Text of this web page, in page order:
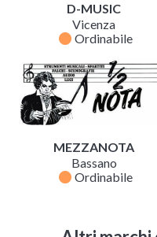
D-MUSIC
Vicenza
fiber_manual_record Ordinabile
MEZZANOTA
Bassano
fiber_manual_record Ordinabile